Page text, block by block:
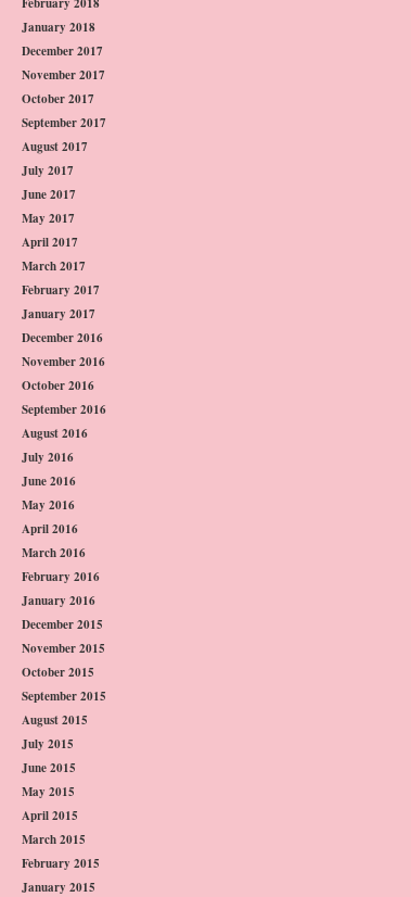
January 2018
December 2017
November 2017
October 2017
September 2017
August 2017
July 2017
June 2017
May 2017
April 2017
March 2017
February 2017
January 2017
December 2016
November 2016
October 2016
September 2016
August 2016
July 2016
June 2016
May 2016
April 2016
March 2016
February 2016
January 2016
December 2015
November 2015
October 2015
September 2015
August 2015
July 2015
June 2015
May 2015
April 2015
March 2015
February 2015
January 2015